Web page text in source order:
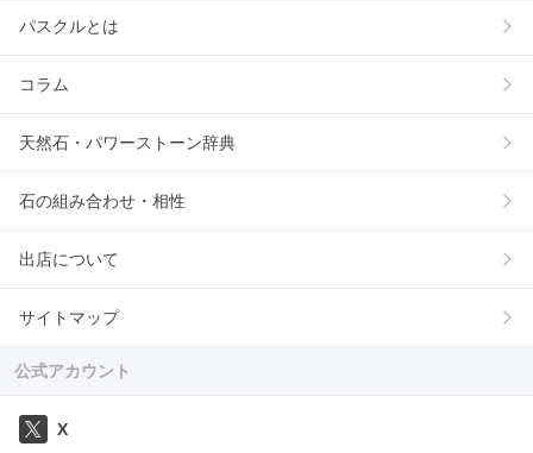
パスクルとは
コラム
天然石・パワーストーン辞典
石の組み合わせ・相性
出店について
サイトマップ
公式アカウント
X